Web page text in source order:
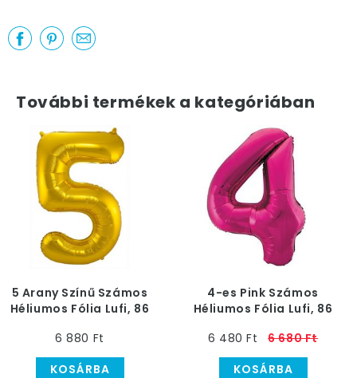
További termékek a kategóriában
5 Arany Színű Számos
Héliumos Fólia Lufi, 86
6 880 Ft
KOSÁRBA
4-es Pink Számos
Héliumos Fólia Lufi, 86
6 480 Ft
6 680 Ft
KOSÁRBA